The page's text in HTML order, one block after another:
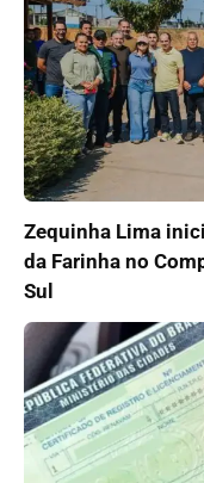
Zequinha Lima
da Farinha no
Sul